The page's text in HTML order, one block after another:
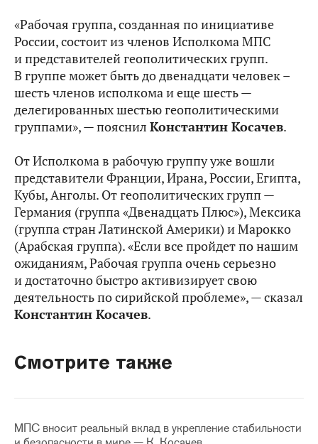
«Рабочая группа, созданная по инициативе
России, состоит из членов Исполкома МПС
и представителей геополитических групп.
В группе может быть до двенадцати человек –
шесть членов исполкома и еще шесть —
делегированных шестью геополитическими
группами», — пояснил Константин Косачев.
От Исполкома в рабочую группу уже вошли
представители Франции, Ирана, России, Египта,
Кубы, Анголы. От геополитических групп —
Германия (группа «Двенадцать Плюс»), Мексика
(группа стран Латинской Америки) и Марокко
(Арабская группа). «Если все пройдет по нашим
ожиданиям, Рабочая группа очень серьезно
и достаточно быстро активизирует свою
деятельность по сирийской проблеме», — сказал
Константин Косачев.
Смотрите также
МПС вносит реальный вклад в укрепление стабильности